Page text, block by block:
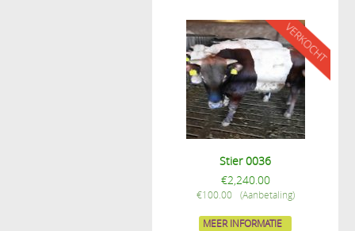
Stier 0036
€2,240.00
€100.00
MEER INFORMATIE